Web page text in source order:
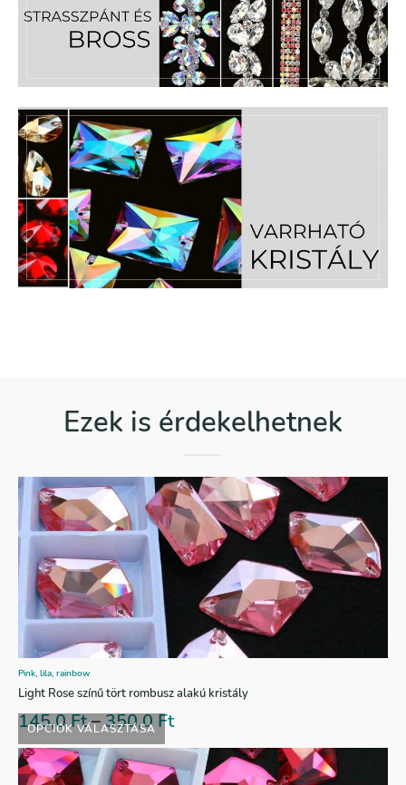
Ezek is érdekelhetnek
OPCIÓK VÁLASZTÁSA
Pink, lila, rainbow
Light Rose színű tört rombusz alakú kristály
145,0Ft–350,0Ft